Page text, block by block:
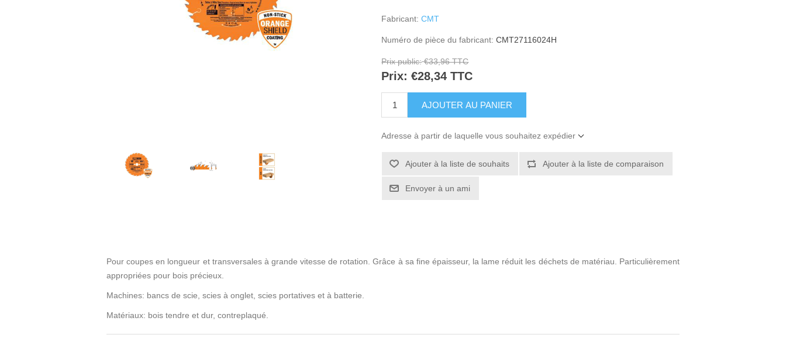
Fabricant: CMT
Numéro de pièce du fabricant: CMT27116024H
Prix public: €33,96 TTC
Prix: €28,34 TTC
Adresse à partir de laquelle vous souhaitez expédier
Pour coupes en longueur et transversales à grande vitesse de rotation. Grâce à sa fine épaisseur, la lame réduit les déchets de matériau. Particulièrement
appropriées pour bois précieux.
Machines: bancs de scie, scies à onglet, scies portatives et à batterie.
Matériaux: bois tendre et dur, contreplaqué.